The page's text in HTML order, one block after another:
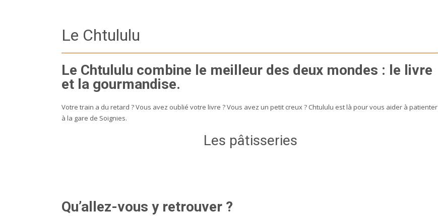
Le Chtululu
Le Chtululu combine le meilleur des deux mondes : le livre
et la gourmandise.
Votre train a du retard ? Vous avez oublié votre livre ? Vous avez un petit creux ? Chtululu est là pour vous aider à patienter
à la gare de Soignies.
Les pâtisseries
Qu’allez-vous y retrouver ?